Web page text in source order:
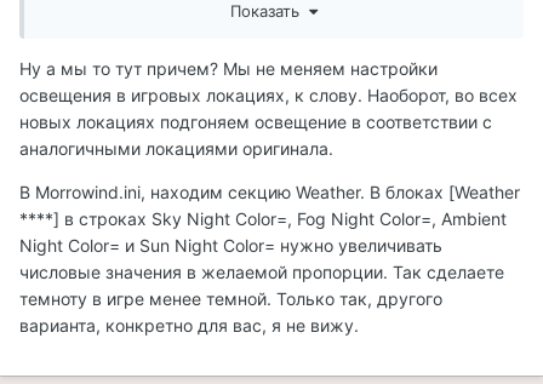
начинают *орать* - хватит! Может можно как то
настройку.
Показать
Ну а мы то тут причем? Мы не меняем настройки
освещения в игровых локациях, к слову. Наоборот, во всех
новых локациях подгоняем освещение в соответствии с
аналогичными локациями оригинала.
В Morrowind.ini, находим секцию Weather. В блоках [Weather
****] в строках Sky Night Color=, Fog Night Color=, Ambient
Night Color= и Sun Night Color= нужно увеличивать
числовые значения в желаемой пропорции. Так сделаете
темноту в игре менее темной. Только так, другого
варианта, конкретно для вас, я не вижу.